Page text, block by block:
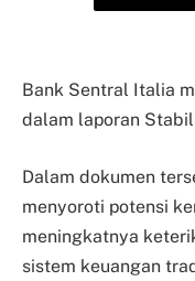
Bank Sentral Italia
dalam laporan
Dalam dokumen
menyoroti potensi
meningkatnya
sistem keuangan